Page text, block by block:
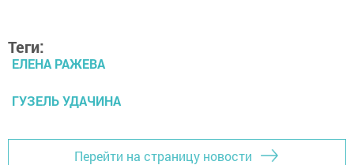
Теги:
ЕЛЕНА РАЖЕВА
ГУЗЕЛЬ УДАЧИНА
Перейти на страницу новости